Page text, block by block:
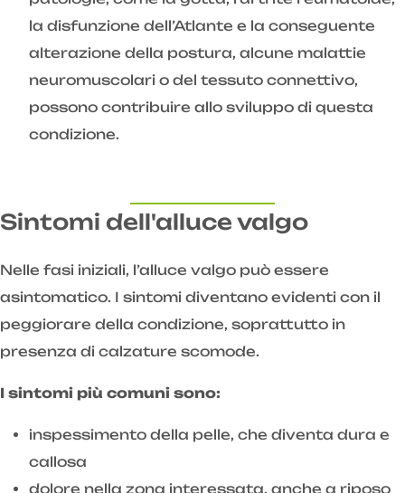
la disfunzione dell’Atlante e la conseguente
alterazione della postura, alcune malattie
neuromuscolari o del tessuto connettivo,
possono contribuire allo sviluppo di questa
condizione.
Sintomi dell'alluce valgo
Nelle fasi iniziali, l’alluce valgo può essere
asintomatico. I sintomi diventano evidenti con il
peggiorare della condizione, soprattutto in
presenza di calzature scomode.
I sintomi più comuni sono:
inspessimento della pelle, che diventa dura e
callosa
dolore nella zona interessata, anche a riposo